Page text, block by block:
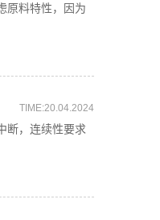
料特性，因为
TIME:20.04.2024
断，连续性要求